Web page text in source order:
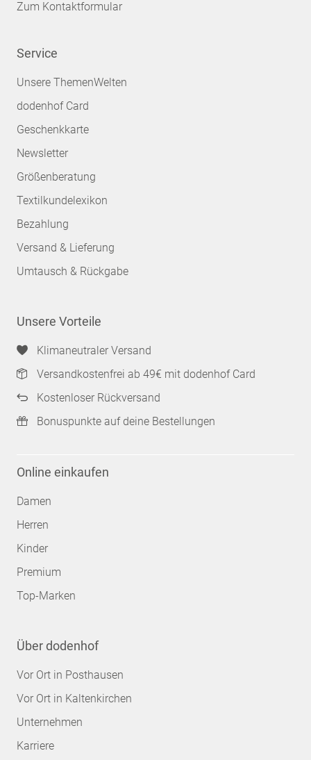
Zum Kontaktformular
Service
Unsere ThemenWelten
dodenhof Card
Geschenkkarte
Newsletter
Größenberatung
Textilkundelexikon
Bezahlung
Versand & Lieferung
Umtausch & Rückgabe
Unsere Vorteile
Klimaneutraler Versand
Versandkostenfrei ab 49€ mit dodenhof Card
Kostenloser Rückversand
Bonuspunkte auf deine Bestellungen
Online einkaufen
Damen
Herren
Kinder
Premium
Top-Marken
Über dodenhof
Vor Ort in Posthausen
Vor Ort in Kaltenkirchen
Unternehmen
Karriere